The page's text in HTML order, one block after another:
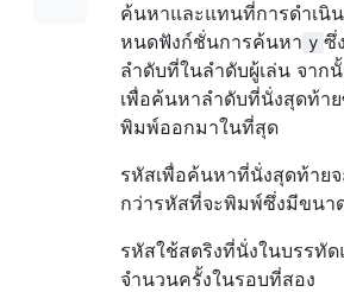
ค้นหาและแทนที่การดำเนิ
หนดฟังก์ชั่นการค้นหา y ซึ่
ลำดับที่ในลำดับผู้เล่น จาก
เพื่อค้นหาลำดับที่นั่งสุดท้า
พิมพ์ออกมาในที่สุด
รหัสเพื่อค้นหาที่นั่งสุดท้าย
กว่ารหัสที่จะพิมพ์ซึ่งมีขนา
รหัสใช้สตริงที่นั่งในบรรทัด
จำนวนครั้งในรอบที่สอง